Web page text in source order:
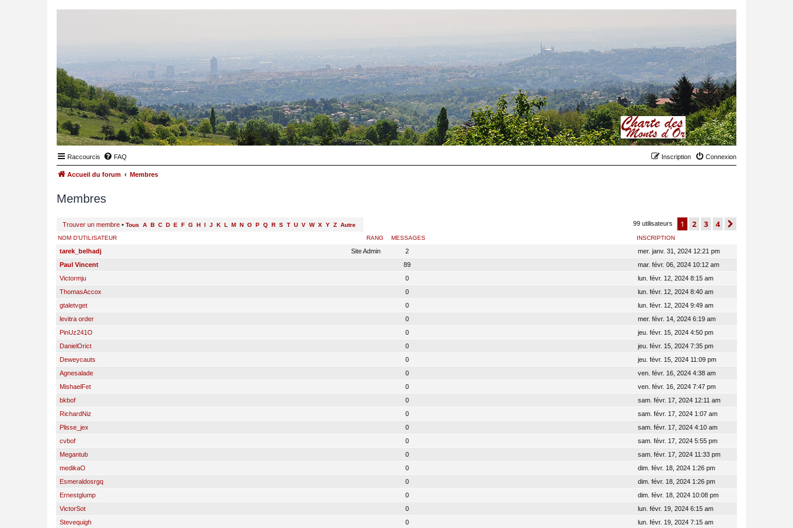
Raccourcis FAQ Connexion
Inscription
Accueil du forum Membres
Membres
Trouver un membre • Tous A B C D E F G H I J K L M N O P Q R S T U V W X Y Z Autre 99 utilisateurs 1 2 3 4
RANG
NOM D’UTILISATEUR MESSAGES INSCRIPTION
Site Admin
tarek_belhadj 2
mer. janv. 31, 2024 12:21 pm
Paul Vincent
89
mar. févr. 06, 2024 10:12 am
Victormju
0
lun. févr. 12, 2024 8:15 am
ThomasAccox
0
lun. févr. 12, 2024 8:40 am
gtaletvget
0
lun. févr. 12, 2024 9:49 am
levitra order
0
mer. févr. 14, 2024 6:19 am
PinUz241O
0
jeu. févr. 15, 2024 4:50 pm
DanielOrict
0
jeu. févr. 15, 2024 7:35 pm
Deweycauts
0
jeu. févr. 15, 2024 11:09 pm
Agnesalade
0
ven. févr. 16, 2024 4:38 am
MishaelFet
0
ven. févr. 16, 2024 7:47 pm
bkbof
0
sam. févr. 17, 2024 12:11 am
RichardNiz
0
sam. févr. 17, 2024 1:07 am
Plisse_jex
0
sam. févr. 17, 2024 4:10 am
cvbof
0
sam. févr. 17, 2024 5:55 pm
Megantub
0
sam. févr. 17, 2024 11:33 pm
medikaO
0
dim. févr. 18, 2024 1:26 pm
Esmeraldosrgq
0
dim. févr. 18, 2024 1:26 pm
Ernestglump
0
dim. févr. 18, 2024 10:08 pm
VictorSot
0
lun. févr. 19, 2024 6:15 am
Stevequigh
0 lun. févr. 19, 2024 7:15 am